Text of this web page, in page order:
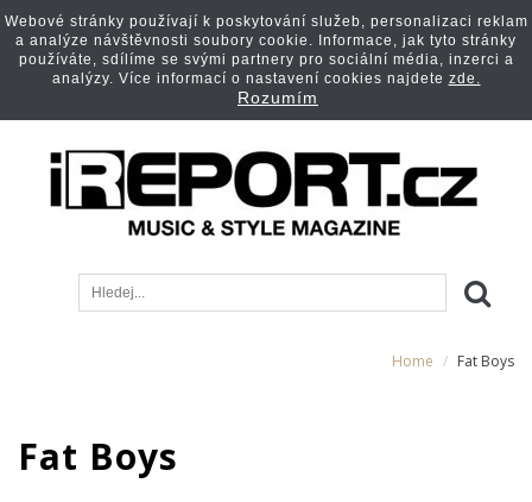
Home Fat Boys
Fat Boys
Webové stránky používají k poskytování služeb, personalizaci reklam
a analýze návštěvnosti soubory cookie. Informace, jak tyto stránky
používáte, sdílíme se svými partnery pro sociální média, inzerci a
analýzy. Více informací o nastavení cookies najdete zde.
Rozumím